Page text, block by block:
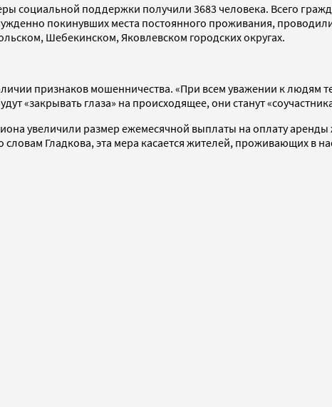
социальной поддержки получили 3683 человека. Всего
покинувших места постоянного проживания,
Шебекинском, Яковлевском городских округах.
признаков мошенничества. «При всем уважении к людям
«закрывать глаза» на происходящее, они станут
увеличили размер ежемесячной выплаты на оплату
Гладкова, эта мера касается жителей, проживающих в